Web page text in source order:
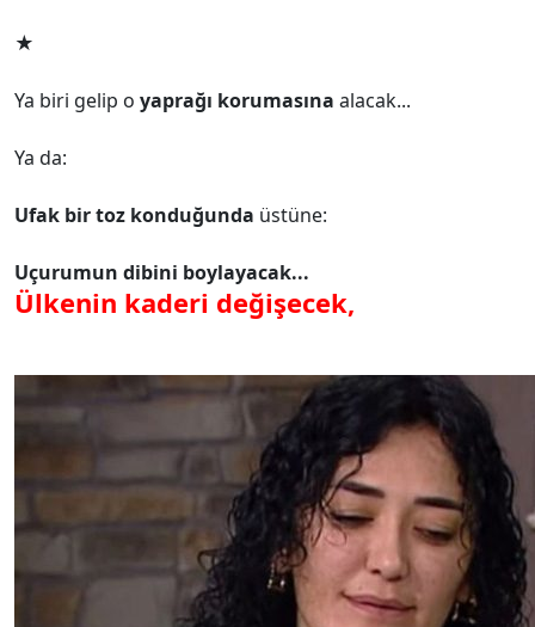
★
Ya biri gelip o yaprağı korumasına alacak...
Ya da:
Ufak bir toz konduğunda üstüne:
Uçurumun dibini boylayacak...
Ülkenin kaderi değişecek,